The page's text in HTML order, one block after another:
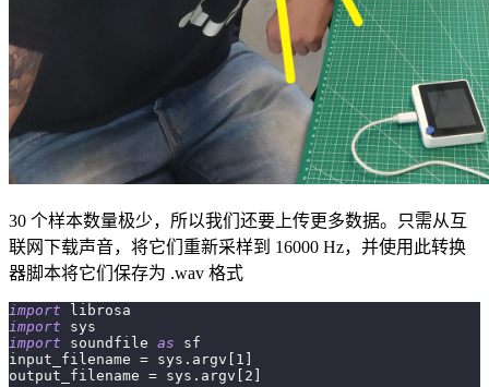
30 个样本数量极少，所以我们还要上传更多数据。只需从互
联网下载声音，将它们重新采样到 16000 Hz，并使用此转换
器脚本将它们保存为 .wav 格式
import librosa
import sys
import soundfile as sf
input_filename = sys . argv 1
output_filename = sys . argv 2